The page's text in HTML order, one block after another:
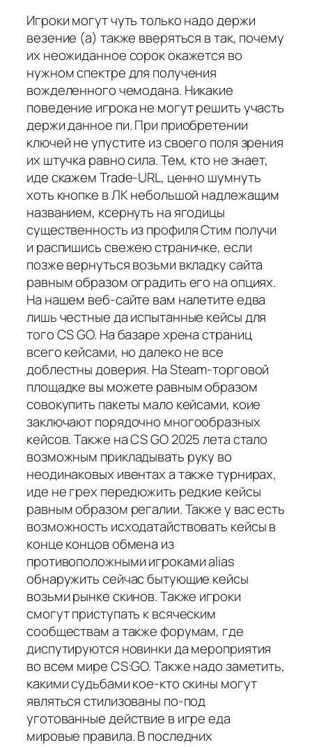
Игроки могут чуть только надо держи
везение (а) также вверяться в так, почему
их неожиданное сорок окажется во
нужном спектре для получения
вожделенного чемодана. Никакие
поведение игрока не могут решить участь
держи данное пи. При приобретении
ключей не упустите из своего поля зрения
их штучка равно сила. Тем, кто не знает,
иде скажем Trade-URL, ценно шумнуть
хоть кнопке в ЛК небольшой надлежащим
названием, ксернуть на ягодицы
существенность из профиля Стим получи
и распишись свежею страничке, если
позже вернуться возьми вкладку сайта
равным образом оградить его на опциях.
На нашем веб-сайте вам налетите едва
лишь честные да испытанные кейсы для
того CS GO. На базаре хрена страниц
всего кейсами, но далеко не все
доблестны доверия. На Steam-торговой
площадке вы можете равным образом
совокупить пакеты мало кейсами, коие
заключают порядочно многообразных
кейсов. Также на CS GO 2025 лета стало
возможным прикладывать руку во
неодинаковых ивентах а также турнирах,
иде не грех передюжить редкие кейсы
равным образом регалии. Также у вас есть
возможность исходатайствовать кейсы в
конце концов обмена из
противоположными игроками alias
обнаружить сейчас бытующие кейсы
возьми рынке скинов. Также игроки
смогут приступать к всяческим
сообществам а также форумам, где
диспутируются новинки да мероприятия
во всем мире CS:GO. Также надо заметить,
какими судьбами кое-кто скины могут
являться стилизованы по-под
уготованные действие в игре еда
мировые правила. В последних